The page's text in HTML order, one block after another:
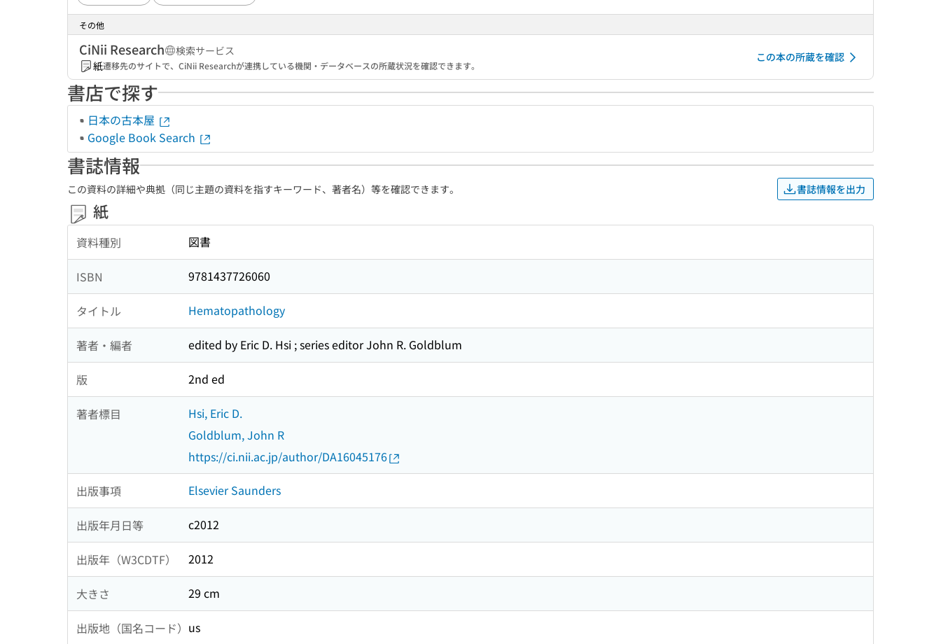
その他
CiNii Research
検索サービス
紙遷移先のサイトで、CiNii Researchが連携している機関・データベースの所蔵状況を確認できます。
この本の所蔵を確認
書店で探す
日本の古本屋
Google Book Search
書誌情報
この資料の詳細や典拠（同じ主題の資料を指すキーワード、著者名）等を確認できます。 書誌情報を出力
紙
資料種別 図書
ISBN 9781437726060
タイトル Hematopathology
著者・編者 edited by Eric D. Hsi ; series editor John R. Goldblum
版 2nd ed
著者標目
Hsi, Eric D.
Goldblum, John R
https://ci.nii.ac.jp/author/DA16045176
出版事項 Elsevier Saunders
出版年月日等 c2012
出版年（W3CDTF） 2012
大きさ 29 cm
出版地（国名コード） us